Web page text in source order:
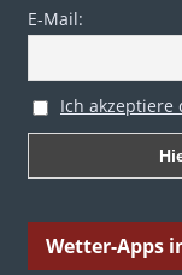
E-Mail:
Ich akzeptiere
Wetter-Apps